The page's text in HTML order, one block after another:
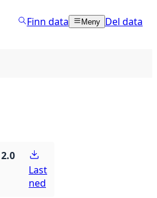
Finn data Meny Del data
Last
ned